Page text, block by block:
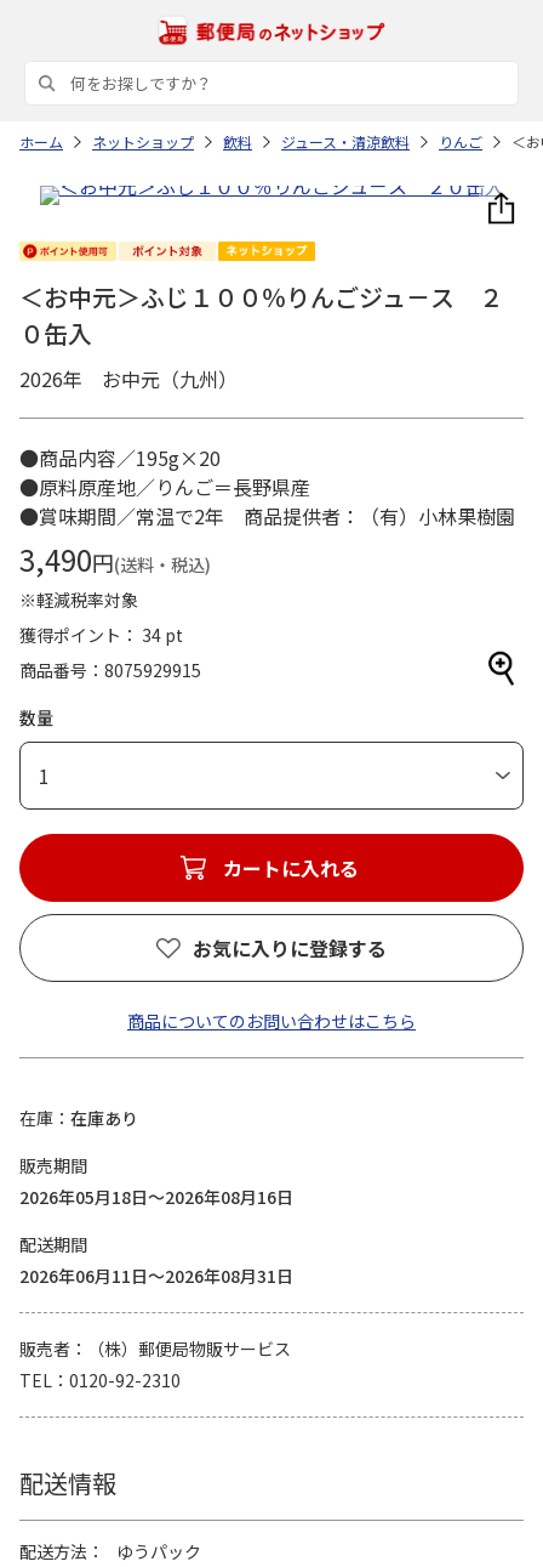
ホーム ネットショップ 飲料 ジュース・清涼飲料 りんご ＜
＜お中元＞ふじ１００％りんごジュ－ス ２
０缶入
2026年 お中元（九州）
●商品内容／195g×20
●原料原産地／りんご＝長野県産
●賞味期間／常温で2年 商品提供者：（有）小林果樹園
3,490円(送料・税込)
※軽減税率対象
獲得ポイント： 34 pt
商品番号
8075929915
数量
1
カートに入れる
お気に入りに登録する
商品についてのお問い合わせはこちら
在庫
在庫あり
販売期間
2026年05月18日～2026年08月16日
配送期間
2026年06月11日～2026年08月31日
販売者
（株）郵便局物販サービス
TEL
0120-92-2310
配送情報
配送方法
ゆうパック